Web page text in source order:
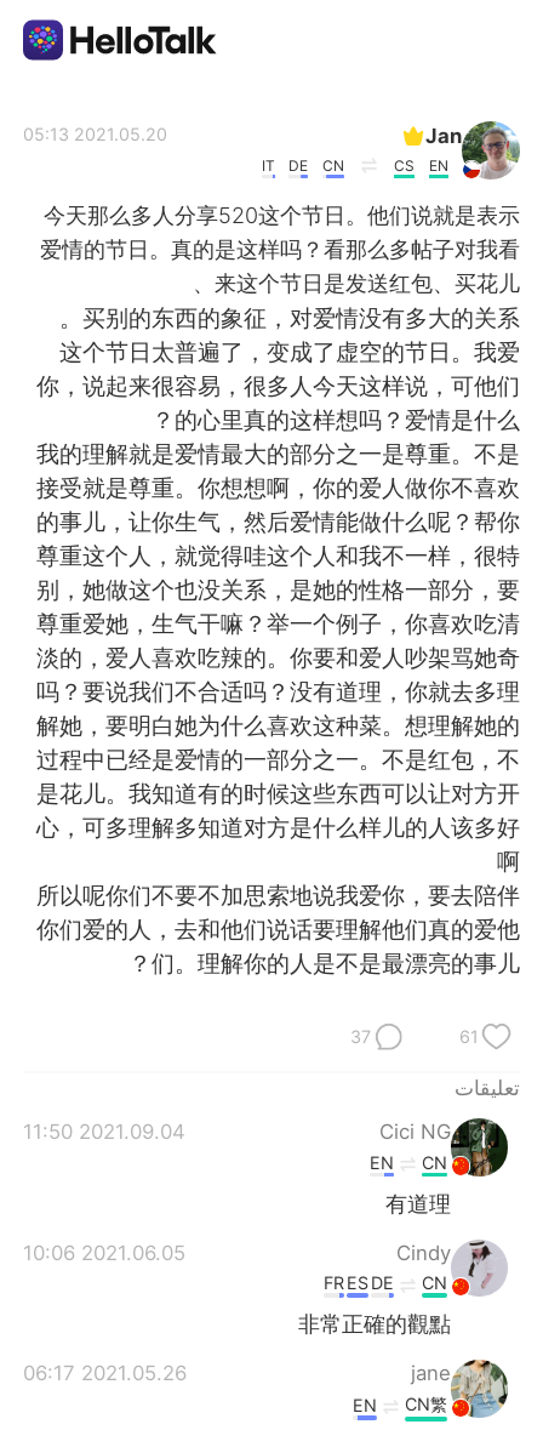
العربية
English 简体中文
Español
Français Deutsch
日本語 한국어
Русский ไทย
Indonesia Italiano
Türkçe Tiếng Việt
Português
Jan
EN
CS
CN
DE
IT
2021.05.20 05:13
今天那么多人分享520这个节日。他们说就是表示
爱情的节日。真的是这样吗？看那么多帖子对我看
来这个节日是发送红包、买花儿、
买别的东西的象征，对爱情没有多大的关系。
这个节日太普遍了，变成了虚空的节日。我爱
你，说起来很容易，很多人今天这样说，可他们
的心里真的这样想吗？爱情是什么？
我的理解就是爱情最大的部分之一是尊重。不是
接受就是尊重。你想想啊，你的爱人做你不喜欢
的事儿，让你生气，然后爱情能做什么呢？帮你
尊重这个人，就觉得哇这个人和我不一样，很特
别，她做这个也没关系，是她的性格一部分，要
尊重爱她，生气干嘛？举一个例子，你喜欢吃清
淡的，爱人喜欢吃辣的。你要和爱人吵架骂她奇
吗？要说我们不合适吗？没有道理，你就去多理
解她，要明白她为什么喜欢这种菜。想理解她的
过程中已经是爱情的一部分之一。不是红包，不
是花儿。我知道有的时候这些东西可以让对方开
心，可多理解多知道对方是什么样儿的人该多好
啊
所以呢你们不要不加思索地说我爱你，要去陪伴
你们爱的人，去和他们说话要理解他们真的爱他
们。理解你的人是不是最漂亮的事儿？
61
37
تعليقات
Cici NG
2021.09.04 11:50
CN
EN
有道理
Cindy
2021.06.05 10:06
CN
DE
ES
FR
非常正確的觀點
jane
2021.05.26 06:17
CN繁
EN